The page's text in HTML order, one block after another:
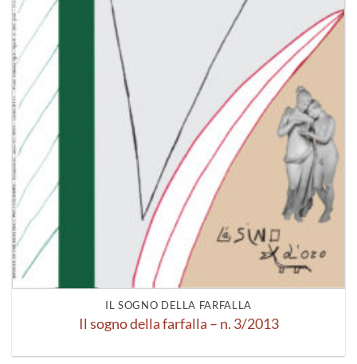
IL SOGNO DELLA FARFALLA
Il sogno della farfalla – n. 3/2013